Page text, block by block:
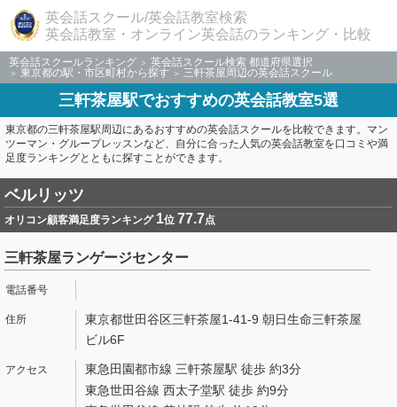
英会話スクール/英会話教室検索
英会話教室・オンライン英会話のランキング・比較
英会話スクールランキング
英会話スクール検索 都道府県選択
東京都の駅・市区町村から探す
三軒茶屋周辺の英会話スクール
三軒茶屋駅でおすすめの英会話教室5選
東京都の三軒茶屋駅周辺にあるおすすめの英会話スクールを比較できます。マン
ツーマン・グループレッスンなど、自分に合った人気の英会話教室を口コミや満
足度ランキングとともに探すことができます。
ベルリッツ
オリコン顧客満足度ランキング 1位 77.7点
三軒茶屋ランゲージセンター
東京都世田谷区三軒茶屋1-41-9 朝日生命三軒茶屋
ビル6F
東急田園都市線 三軒茶屋駅 徒歩 約3分
東急世田谷線 西太子堂駅 徒歩 約9分